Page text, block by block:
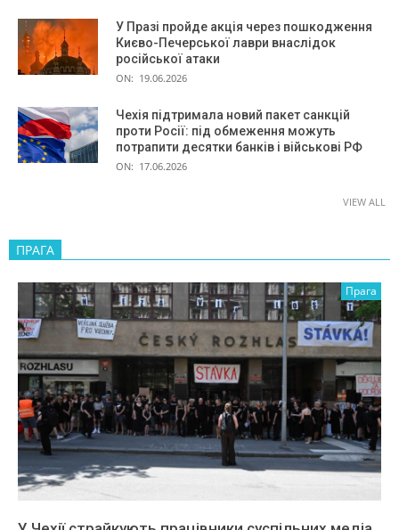
У Празі пройде акція через пошкодження
Києво-Печерської лаври внаслідок
російської атаки
ON: 19.06.2026
Чехія підтримала новий пакет санкцій
проти Росії: під обмеження можуть
потрапити десятки банків і військові РФ
ON: 17.06.2026
VIEW ALL
ПРАГА
Прага